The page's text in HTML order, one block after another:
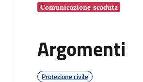
Comunicazione scaduta
Argomenti
Protezione civile